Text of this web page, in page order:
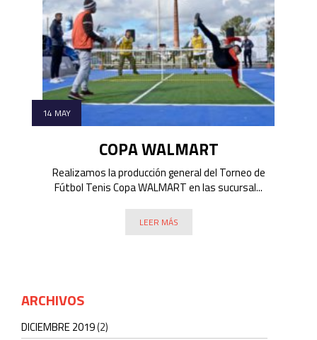
14 MAY
COPA WALMART
Realizamos la producción general del Torneo de
Fútbol Tenis Copa WALMART en las sucursal...
LEER MÁS
ARCHIVOS
DICIEMBRE 2019(2)